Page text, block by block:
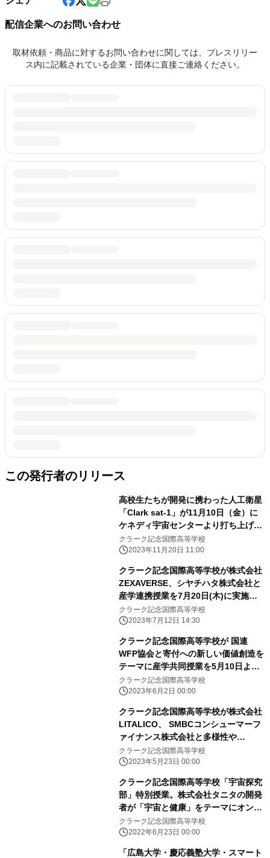
配信企業へのお問い合わせ
取材依頼・商品に対するお問い合わせに関しては、プレスリリー
ス内に記載されている企業・団体に直接ご連絡ください。
この発行者のリリース
高校生たちが開発に携わった人工衛星
「Clark sat-1」が11月10日（金）に
ケネディ宇宙センターより打ち上げ成
功。打ち上げ及び運用に関する報告会
を11月27日（月）に実施。
クラーク記念国際高等学校
2023年11月20日 11:00
クラーク記念国際高等学校が株式会社
ZEXAVERSE、シヤチハタ株式会社と
産学連携授業を7月20日(木)に実施。
WEB3.0時代に、メタバース空間に生
徒たちが「未来遺産」を作ることに挑
クラーク記念国際高等学校
2023年7月12日 14:30
クラーク記念国際高等学校が 国連
WFP協会と寄付への新しい価値創造を
テーマに産学共同授業を5月10日より
開始
クラーク記念国際高等学校
2023年6月2日 00:00
クラーク記念国際高等学校が株式会社
LITALICO、 SMBCコンシューマーフ
ァイナンス株式会社と多様性や
LBGTQをテーマに２社合同の産学共
同授業を5月29日に実施
クラーク記念国際高等学校
2023年5月23日 00:00
クラーク記念国際高等学校「宇宙探究
部」特別授業。株式会社タニタの開発
者が「宇宙と健康」をテーマにオンラ
イン授業を実施
クラーク記念国際高等学校
2022年6月23日 00:00
「広島大学・慶応義塾大学・スマート